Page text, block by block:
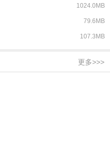
1024.0MB
79.6MB
107.3MB
更多>>>